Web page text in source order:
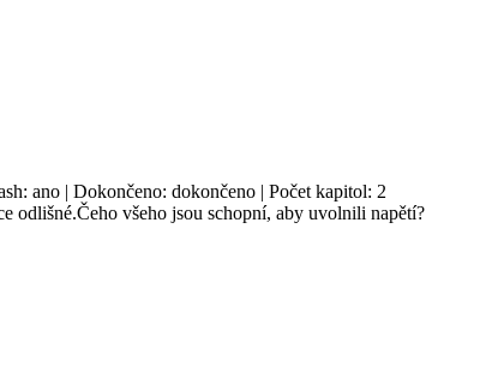
ano | Dokončeno: dokončeno | Počet kapitol: 2
odlišné.Čeho všeho jsou schopní, aby uvolnili napětí?